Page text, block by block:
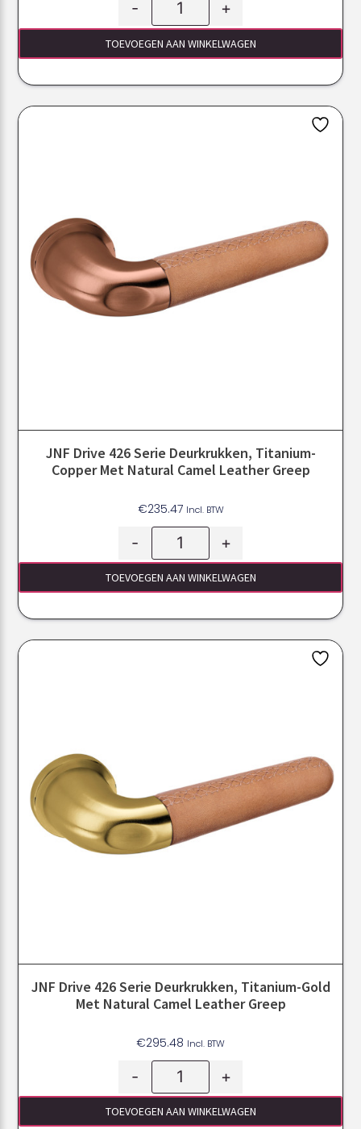
- +
TOEVOEGEN AAN WINKELWAGEN
JNF Drive 426 Serie Deurkrukken, Titanium-
Copper Met Natural Camel Leather Greep
€235.47 Incl. BTW
- +
TOEVOEGEN AAN WINKELWAGEN
JNF Drive 426 Serie Deurkrukken, Titanium-Gold
Met Natural Camel Leather Greep
€295.48 Incl. BTW
- +
TOEVOEGEN AAN WINKELWAGEN